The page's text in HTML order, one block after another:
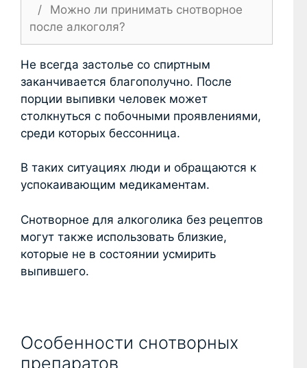
/
Можно ли принимать снотворное
после алкоголя?
Не всегда застолье со спиртным
заканчивается благополучно. После
порции выпивки человек может
столкнуться с побочными проявлениями,
среди которых бессонница.
В таких ситуациях люди и обращаются к
успокаивающим медикаментам.
Снотворное для алкоголика без рецептов
могут также использовать близкие,
которые не в состоянии усмирить
выпившего.
Особенности снотворных
препаратов